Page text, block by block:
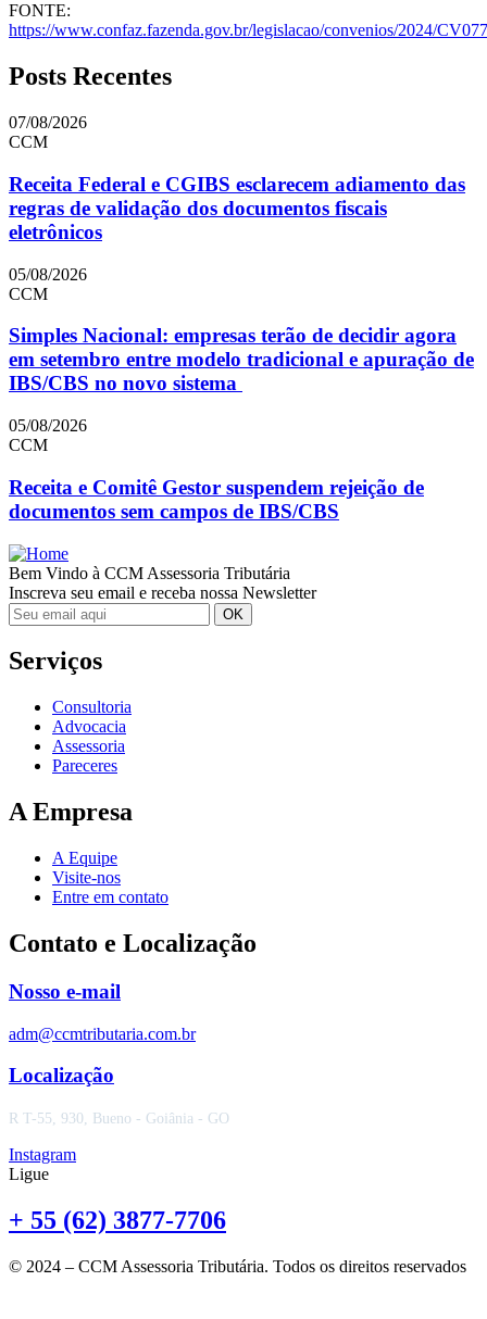
FONTE:
https://www.confaz.fazenda.gov.br/legislacao/convenios/2024/
Posts Recentes
07/08/2026
CCM
Receita Federal e CGIBS esclarecem adiamento das
regras de validação dos documentos fiscais
eletrônicos
05/08/2026
CCM
Simples Nacional: empresas terão de decidir agora
em setembro entre modelo tradicional e apuração de
IBS/CBS no novo sistema
05/08/2026
CCM
Receita e Comitê Gestor suspendem rejeição de
documentos sem campos de IBS/CBS
Bem Vindo à CCM Assessoria Tributária
Inscreva seu email e receba nossa Newsletter
Serviços
Consultoria
Advocacia
Assessoria
Pareceres
A Empresa
A Equipe
Visite-nos
Entre em contato
Contato e Localização
Nosso e-mail
adm@ccmtributaria.com.br
Localização
R T-55, 930, Bueno - Goiânia - GO
Instagram
Ligue
+ 55 (62) 3877-7706
© 2024 – CCM Assessoria Tributária. Todos os direitos reservados